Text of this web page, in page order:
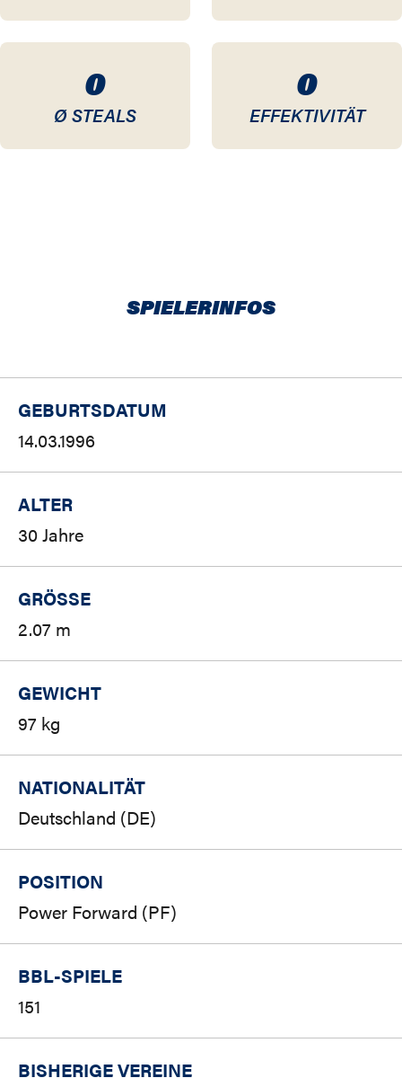
0
Ø STEALS
0
EFFEKTIVITÄT
SPIELERINFOS
GEBURTSDATUM
14.03.1996
ALTER
30 Jahre
GRÖSSE
2.07 m
GEWICHT
97 kg
NATIONALITÄT
Deutschland (DE)
POSITION
Power Forward (PF)
BBL-SPIELE
151
BISHERIGE VEREINE